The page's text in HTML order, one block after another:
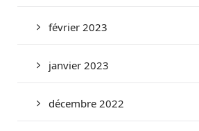
février 2023
janvier 2023
décembre 2022